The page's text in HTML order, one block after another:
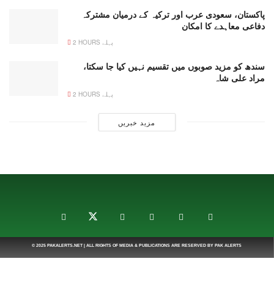
پاکستان، سعودی عرب اور ترکیہ کے درمیان مشترکہ
دفاعی معاہدے کا امکان
2 HOURS پہلے
سندھ کو مزید صوبوں میں تقسیم نہیں کیا جا سکتا،
مراد علی شاہ
2 HOURS پہلے
مزید خبریں
© 2025 PAKALERTS.NET| ALL RIGHTS OF MEDIA & PUBLICATIONS ARE RESERVED BY PAK ALERTS